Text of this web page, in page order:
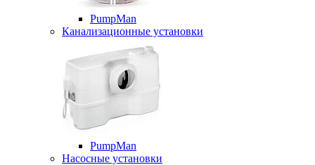
PumpMan
Канализационные установки
PumpMan
Насосные установки